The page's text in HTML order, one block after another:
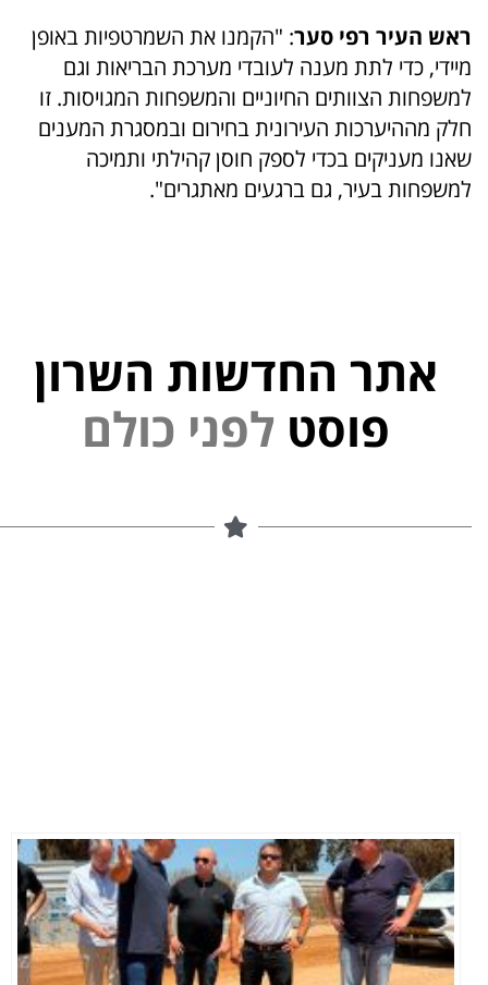
ראש העיר רפי סער: "הקמנו את השמרטפיות באופן
מיידי, כדי לתת מענה לעובדי מערכת הבריאות וגם
למשפחות הצוותים החיוניים והמשפחות המגויסות. זו
חלק מההיערכות העירונית בחירום ובמסגרת המענים
שאנו מעניקים בכדי לספק חוסן קהילתי ותמיכה
למשפחות בעיר, גם ברגעים מאתגרים".
אתר החדשות השרון
פוסט